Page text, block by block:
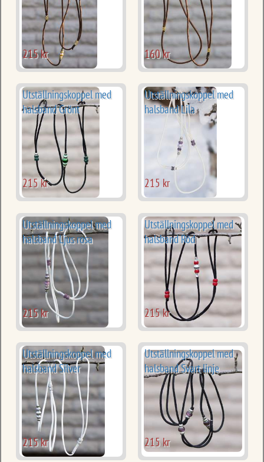
215 kr 160 kr
Utställningskoppel med
halsband Grönt
215 kr
Utställningskoppel med
halsband Lila
215 kr
Utställningskoppel med
halsband Ljus rosa
215 kr
Utställningskoppel med
halsband Röd
215 kr
Utställningskoppel med
halsband Silver
215 kr
Utställningskoppel med
halsband Svart linje
215 kr